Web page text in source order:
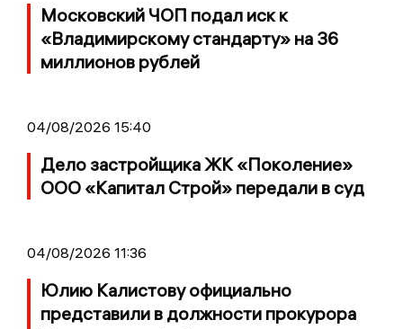
Московский ЧОП подал иск к
«Владимирскому стандарту» на 36
миллионов рублей
04/08/2026 15:40
Дело застройщика ЖК «Поколение»
ООО «Капитал Строй» передали в суд
04/08/2026 11:36
Юлию Калистову официально
представили в должности прокурора